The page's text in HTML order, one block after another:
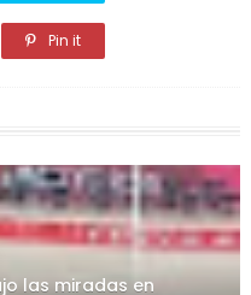
Pin it
las miradas en